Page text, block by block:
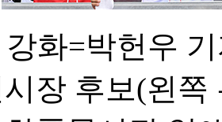
화=박헌우
장 후보(왼쪽